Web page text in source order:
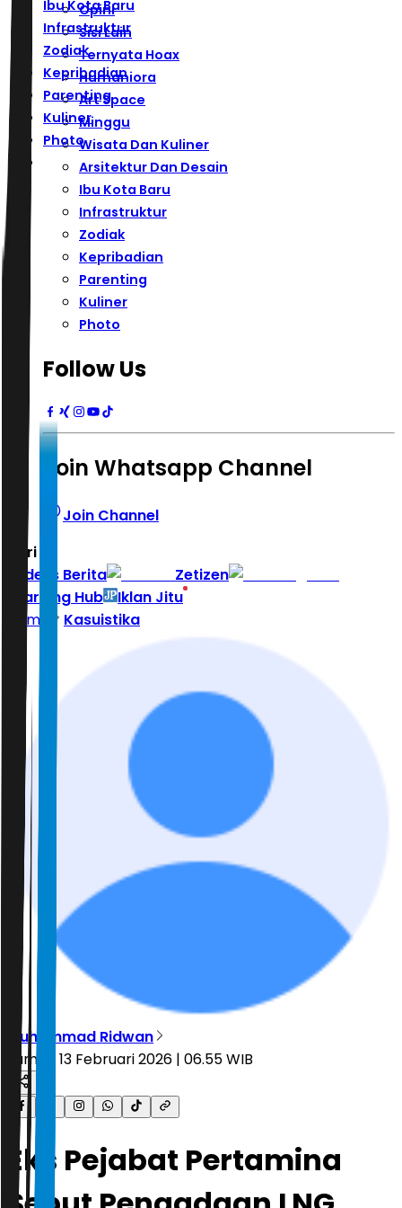
Ibu Kota Baru
Infrastruktur
Zodiak
Kepribadian
Parenting
Kuliner
Photo
Opini
Sisi Lain
Ternyata Hoax
Humaniora
Art Space
Minggu
Wisata Dan Kuliner
Arsitektur Dan Desain
Ibu Kota Baru
Infrastruktur
Zodiak
Kepribadian
Parenting
Kuliner
Photo
Follow Us
Join Whatsapp Channel
Join Channel
Hari ini
Indeks Berita
Zetizen
Learning Hub
Iklan Jitu
Home
Kasuistika
Muhammad Ridwan
Jumat, 13 Februari 2026 | 06.55 WIB
Eks Pejabat Pertamina